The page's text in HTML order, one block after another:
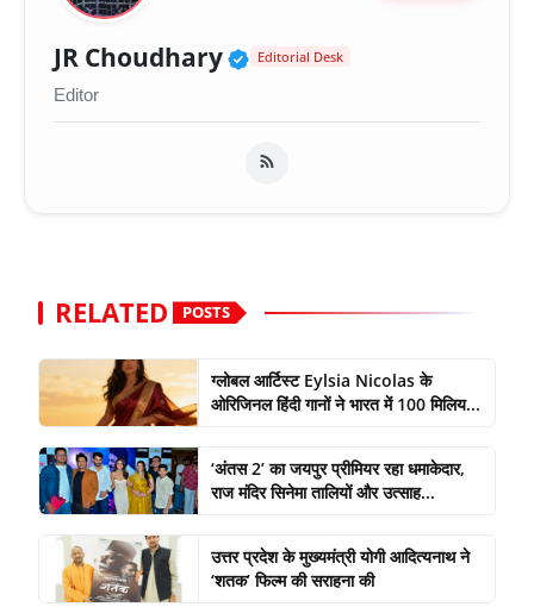
JR Choudhary Verified Public Figure
Editorial Desk
Editor
RELATED POSTS
ग्लोबल आर्टिस्ट Eylsia Nicolas के
ओरिजिनल हिंदी गानों ने भारत में 100 मिलिय...
‘अंतस 2’ का जयपुर प्रीमियर रहा धमाकेदार,
राज मंदिर सिनेमा तालियों और उत्साह...
उत्तर प्रदेश के मुख्यमंत्री योगी आदित्यनाथ ने
‘शतक’ फिल्म की सराहना की